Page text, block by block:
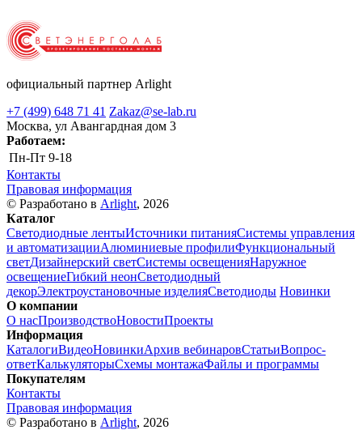
официальный партнер Arlight
+7 (499) 648 71 41 Zakaz@se-lab.ru
Москва, ул Авангардная дом 3
Работаем:
Пн-Пт 9-18
Контакты
Правовая информация
© Разработано в Arlight, 2026
Каталог
Светодиодные лентыИсточники питанияСистемы управления
и автоматизацииАлюминиевые профилиФункциональный
светДизайнерский светСистемы освещенияНаружное
освещениеГибкий неонСветодиодный
декорЭлектроустановочные изделияСветодиоды Новинки
О компании
О насПроизводствоНовостиПроекты
Информация
КаталогиВидеоНовинкиАрхив вебинаровСтатьиВопрос-
ответКалькуляторыСхемы монтажаФайлы и программы
Покупателям
Контакты
Правовая информация
© Разработано в Arlight, 2026